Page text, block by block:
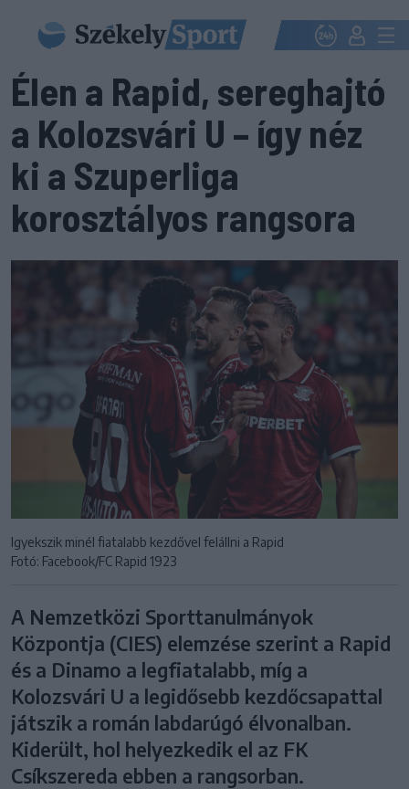
Élen a Rapid, sereghajtó
a Kolozsvári U – így néz
ki a Szuperliga
korosztályos rangsora
Igyekszik minél fiatalabb kezdővel felállni a Rapid
Fotó: Facebook/FC Rapid 1923
A Nemzetközi Sporttanulmányok
Központja (CIES) elemzése szerint a Rapid
és a Dinamo a legfiatalabb, míg a
Kolozsvári U a legidősebb kezdőcsapattal
játszik a román labdarúgó élvonalban.
Kiderült, hol helyezkedik el az FK
Csíkszereda ebben a rangsorban.